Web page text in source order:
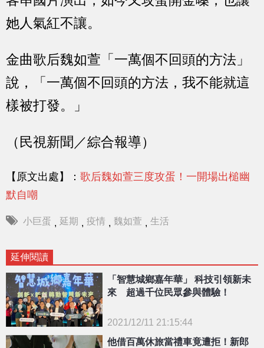
她人氣紅不讓。
金曲歌后魏如萱「一萬個不回頭的方法」
說，「一萬個不回頭的方法，我不能就這
樣被打發。」
（民視新聞／綜合報導）
【原文出處】： 歌后魏如萱三度攻蛋！一開場出槌幽
默自嘲
小巨蛋 , 延期 , 疫情 , 魏如萱 , 生活
延伸閱讀
{PLAYICON}
「智慧城鄉嘉年華」 科技引領新未
來 超過千位民眾參與體驗！
2021/12/11 21:15:44
他借百萬休旅當禮車竟遭拒！新郎